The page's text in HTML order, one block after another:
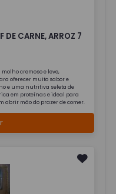
DE CARNE, ARROZ 7
cremoso e leve,
oferecer muito sabor e
e uma nutritiva seleta de
em proteínas e ideal para
abrir mão do prazer de comer.